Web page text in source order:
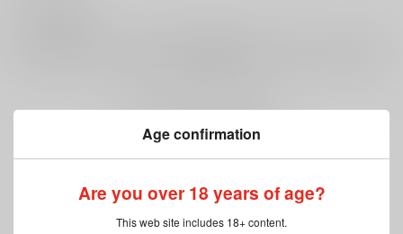
Age confirmation
Are you over 18 years of age?
This web site includes 18+ content.